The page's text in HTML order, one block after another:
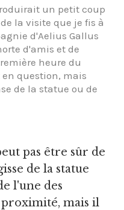
un petit coup
la visite que je fis à
d'Aelius Gallus
d'amis et de
heure du
question, mais
de la statue ou de
pas être sûr de
de la statue
l'une des
mais il